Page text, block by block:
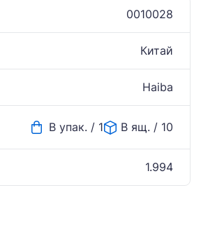
0010028
Китай
Haiba
В упак. / 1 В ящ. / 10
1.994